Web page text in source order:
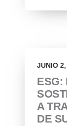
ESG:
A
DE
JUNIO